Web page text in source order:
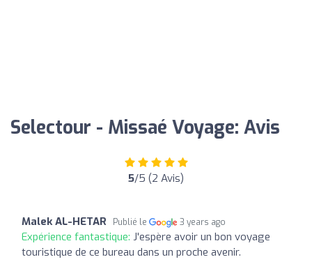
Selectour - Missaé Voyage: Avis
5/5 (2 Avis)
Malek AL-HETAR Publié le 3 years ago
Expérience fantastique: J'espère avoir un bon voyage
touristique de ce bureau dans un proche avenir.